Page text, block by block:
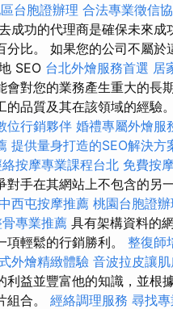
台胞證辦理 合法專業徵信
成功的代理商是確保未來
分比。 如果您的公司不屬
SEO 台北外燴服務首選 居
會對您的業務產生重大的長
的品質及其在該領域的經
位行銷夥伴 婚禮專屬外燴服
提供量身打造的SEO解決方
按摩專業課程台北 免費按
對手在其網站上不包含的另
西屯按摩推薦 桃園台胞證
專業推薦 具有架構資料的
項輕鬆的行銷勝利。 整復師
外燴精緻體驗 音波拉皮讓
利益並豐富他的知識，並根
組合。 經絡調理服務 尋找